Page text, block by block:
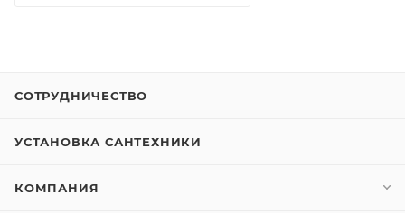
СОТРУДНИЧЕСТВО
УСТАНОВКА САНТЕХНИКИ
КОМПАНИЯ